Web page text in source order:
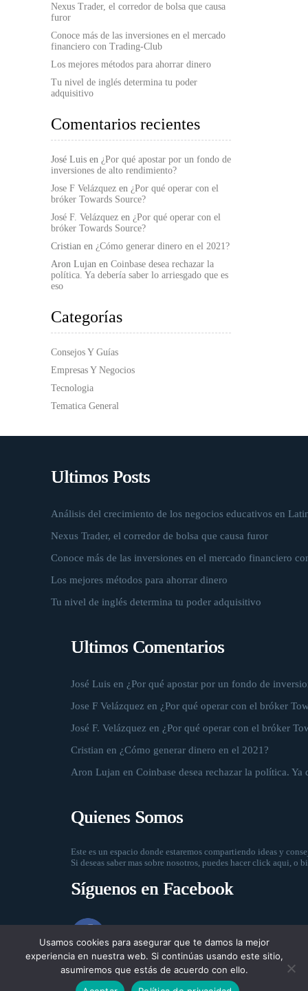
Nexus Trader, el corredor de bolsa que causa
furor
Conoce más de las inversiones en el mercado
financiero con Trading-Club
Los mejores métodos para ahorrar dinero
Tu nivel de inglés determina tu poder
adquisitivo
Comentarios recientes
José Luis en ¿Por qué apostar por un fondo de
inversiones de alto rendimiento?
Jose F Velázquez en ¿Por qué operar con el
bróker Towards Source?
José F. Velázquez en ¿Por qué operar con el
bróker Towards Source?
Cristian en ¿Cómo generar dinero en el 2021?
Aron Lujan en Coinbase desea rechazar la
política. Ya debería saber lo arriesgado que es
eso
Categorías
Consejos Y Guías
Empresas Y Negocios
Tecnologia
Tematica General
Ultimos Posts
Análisis del crecimiento de los negocios educativos en
Nexus Trader, el corredor de bolsa que causa furor
Conoce más de las inversiones en el mercado financiero
Los mejores métodos para ahorrar dinero
Tu nivel de inglés determina tu poder adquisitivo
Ultimos Comentarios
José Luis en ¿Por qué apostar por un fondo de
Jose F Velázquez en ¿Por qué operar con el bróker
José F. Velázquez en ¿Por qué operar con el bróker
Cristian en ¿Cómo generar dinero en el 2021?
Aron Lujan en Coinbase desea rechazar la política. Ya
Quienes Somos
Este es un espacio donde estaremos compartiendo ideas y
Si deseas saber mas sobre nosotros, puedes hacer click aqui , o
Síguenos en Facebook
Usamos cookies para asegurar que te damos la mejor
experiencia en nuestra web. Si continúas usando este sitio,
asumiremos que estás de acuerdo con ello.